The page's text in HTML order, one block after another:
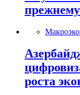
роста